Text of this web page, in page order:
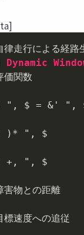
律⾛⾏による経路
Dynamic
価関数
", $ = &' ",
) * ", $
+, ", $
害物との距離
標速度への追従